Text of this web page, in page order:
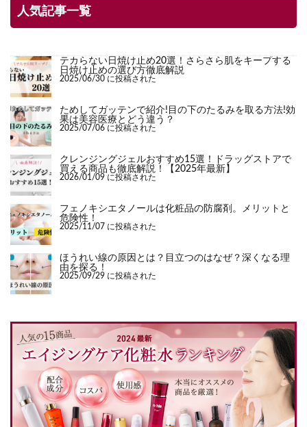
人気記事一覧
テカらない日焼け止め20選！さらさら肌をキープする
日焼け止めの選び方徹底解説
2025/06/30 に投稿された
ためしてガッテンで紹介!目の下のたるみを取る方法!効
果は美容医療とどう違う？
2025/07/06 に投稿された
クレンジングジェルおすすめ15選！ドラッグストアで
買える商品も徹底解説！【2025年最新】
2026/01/09 に投稿された
フェノキシエタノールは化粧品の防腐剤。メリットと
危険性！
2025/11/07 に投稿された
ほうれい線の原因とは？目立つのはなぜ？深くなる理
由を探る！
2025/09/29 に投稿された